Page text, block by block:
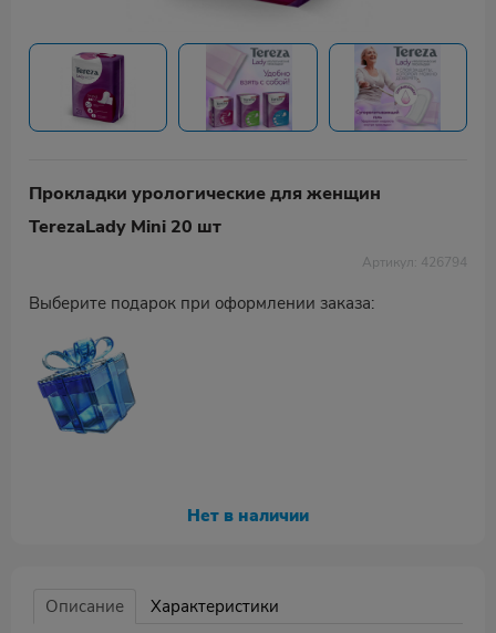
Прокладки урологические для женщин
TerezaLady Mini 20 шт
Артикул: 426794
Выберите подарок при оформлении заказа:
Нет в наличии
Описание
Характеристики